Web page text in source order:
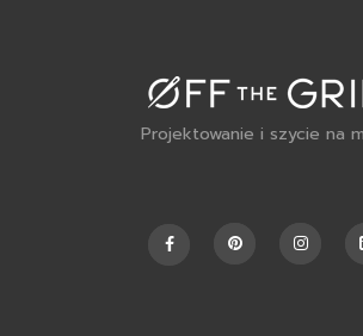
Projektowanie i szycie na